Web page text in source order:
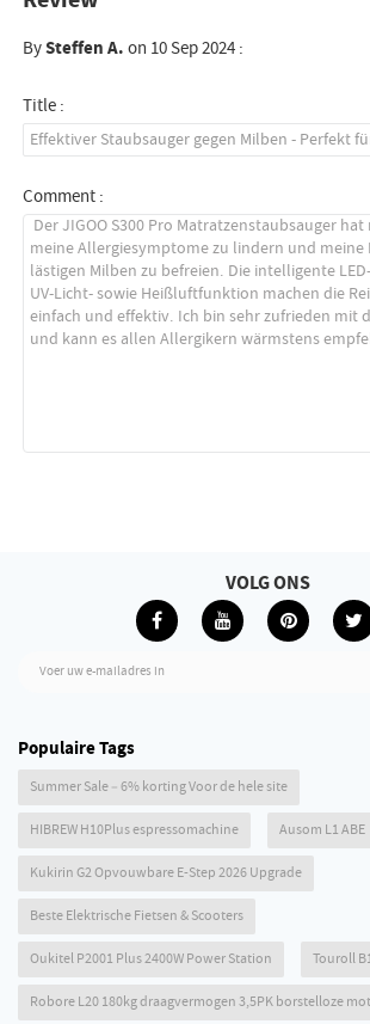
BySteffen A.on 10 Sep 2024 :
Title :
Comment :
Voer uw e-mailadres in
VOLG ONS
Populaire Tags
Summer Sale – 6% korting Voor de hele site
HIBREW H10Plus espressomachine Ausom L1 ABE
Kukirin G2 Opvouwbare E-Step 2026 Upgrade
Beste Elektrische Fietsen & Scooters
Oukitel P2001 Plus 2400W Power Station Touroll
Robore L20 180kg draagvermogen 3,5PK borstelloze